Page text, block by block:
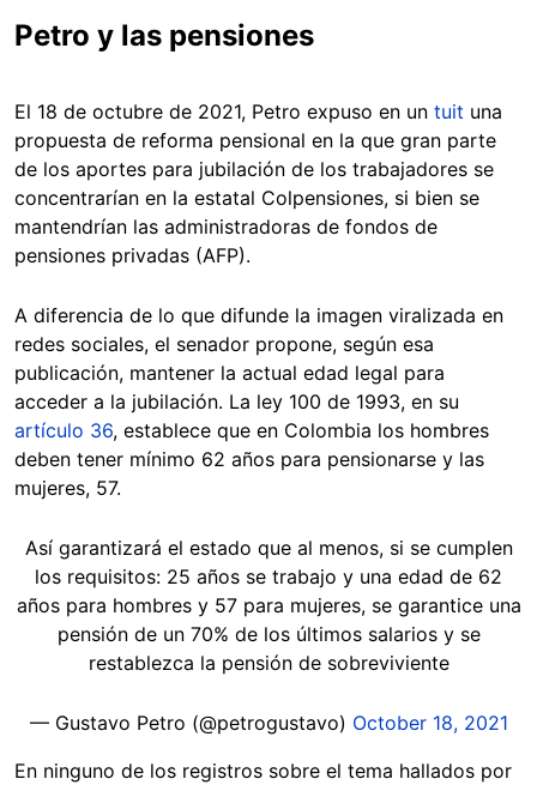
Petro y las pensiones
El 18 de octubre de 2021, Petro expuso en un tuit una
propuesta de reforma pensional en la que gran parte
de los aportes para jubilación de los trabajadores se
concentrarían en la estatal Colpensiones, si bien se
mantendrían las administradoras de fondos de
pensiones privadas (AFP).
A diferencia de lo que difunde la imagen viralizada en
redes sociales, el senador propone, según esa
publicación, mantener la actual edad legal para
acceder a la jubilación. La ley 100 de 1993, en su
artículo 36, establece que en Colombia los hombres
deben tener mínimo 62 años para pensionarse y las
mujeres, 57.
Así garantizará el estado que al menos, si se cumplen
los requisitos: 25 años se trabajo y una edad de 62
años para hombres y 57 para mujeres, se garantice una
pensión de un 70% de los últimos salarios y se
restablezca la pensión de sobreviviente
— Gustavo Petro (@petrogustavo) October 18, 2021
En ninguno de los registros sobre el tema hallados por